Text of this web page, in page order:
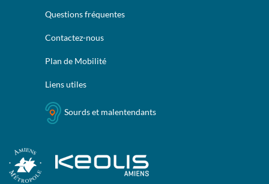
Questions fréquentes
Contactez-nous
Plan de Mobilité
Liens utiles
Sourds et malentendants